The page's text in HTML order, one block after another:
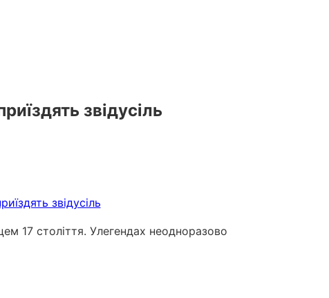
звідусіль
17 століття. Улегендах неодноразово